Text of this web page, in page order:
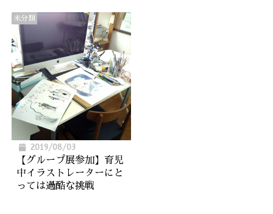
未分類
2019/08/03
【グループ展参加】育児
中イラストレーターにと
っては過酷な挑戦